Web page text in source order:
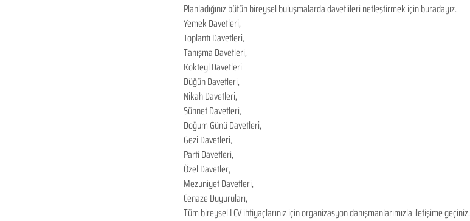
Planladığınız bütün bireysel buluşmalarda davetlileri netleştirmek için buradayız.
Yemek Davetleri,
Toplantı Davetleri,
Tanışma Davetleri,
Kokteyl Davetleri
Düğün Davetleri,
Nikah Davetleri,
Sünnet Davetleri,
Doğum Günü Davetleri,
Gezi Davetleri,
Parti Davetleri,
Özel Davetler,
Mezuniyet Davetleri,
Cenaze Duyuruları,
Tüm bireysel LCV ihtiyaçlarınız için organizasyon danışmanlarımızla iletişime geçiniz.